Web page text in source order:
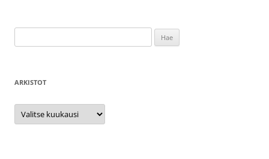
ARKISTOT
Arkistot